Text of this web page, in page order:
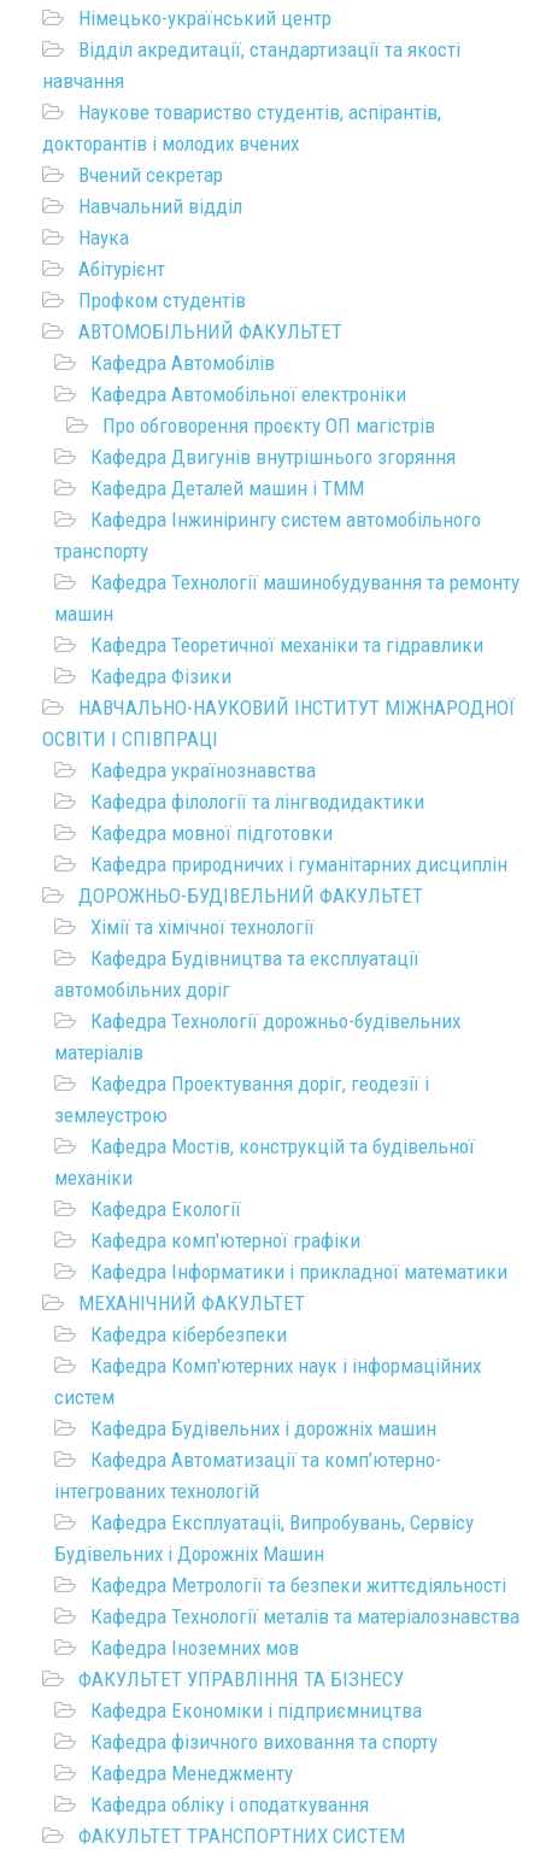
Німецько-український центр
Відділ акредитації, стандартизації та якості
навчання
Наукове товариство студентів, аспірантів,
докторантів і молодих вчених
Вчений секретар
Навчальний відділ
Наука
Абітурієнт
Профком студентів
АВТОМОБІЛЬНИЙ ФАКУЛЬТЕТ
Кафедра Автомобілів
Кафедра Автомобільної електроніки
Про обговорення проєкту ОП магістрів
Кафедра Двигунів внутрішнього згоряння
Кафедра Деталей машин і ТММ
Кафедра Інжинірингу систем автомобільного
транспорту
Кафедра Технології машинобудування та ремонту
машин
Кафедра Теоретичної механіки та гідравлики
Кафедра Фізики
НАВЧАЛЬНО-НАУКОВИЙ ІНСТИТУТ МІЖНАРОДНОЇ
ОСВІТИ І СПІВПРАЦІ
Кафедра українознавства
Кафедра філології та лінгводидактики
Кафедра мовної підготовки
Кафедра природничих і гуманітарних дисциплін
ДОРОЖНЬО-БУДІВЕЛЬНИЙ ФАКУЛЬТЕТ
Хімії та хімічної технології
Кафедра Будівництва та експлуатації
автомобільних доріг
Кафедра Технології дорожньо-будівельних
матеріалів
Кафедра Проектування доріг, геодезії і
землеустрою
Кафедра Мостів, конструкцій та будівельної
механіки
Кафедра Екології
Кафедра комп'ютерної графіки
Кафедра Інформатики і прикладної математики
МЕХАНІЧНИЙ ФАКУЛЬТЕТ
Кафедра кібербезпеки
Кафедра Комп'ютерних наук і інформаційних
систем
Кафедра Будівельних і дорожніх машин
Кафедра Автоматизації та комп’ютерно-
інтегрованих технологій
Кафедра Експлуатаціі, Випробувань, Сервісу
Будівельних і Дорожніх Машин
Кафедра Метрології та безпеки життєдіяльності
Кафедра Технології металів та матеріалознавства
Кафедра Іноземних мов
ФАКУЛЬТЕТ УПРАВЛІННЯ ТА БІЗНЕСУ
Кафедра Економіки і підприємництва
Кафедра фізичного виховання та спорту
Кафедра Менеджменту
Кафедра обліку і оподаткування
ФАКУЛЬТЕТ ТРАНСПОРТНИХ СИСТЕМ